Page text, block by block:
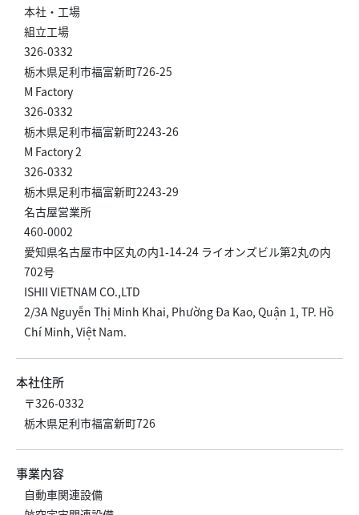
本社・工場
組立工場
326-0332
栃木県足利市福富新町726-25
M Factory
326-0332
栃木県足利市福富新町2243-26
M Factory 2
326-0332
栃木県足利市福富新町2243-29
名古屋営業所
460-0002
愛知県名古屋市中区丸の内1-14-24 ライオンズビル第2丸の内
702号
ISHII VIETNAM CO.,LTD
2/3A Nguyễn Thị Minh Khai, Phường Đa Kao, Quận 1, TP. Hồ
Chí Minh, Việt Nam.
本社住所
〒326-0332
栃木県足利市福富新町726
事業内容
自動車関連設備